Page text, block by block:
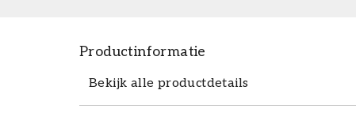
Productinformatie
Bekijk alle productdetails